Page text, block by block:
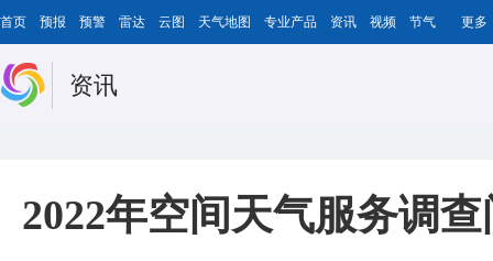
首页 预报 预警 雷达 云图 天气地图 专业产品 资讯 视频 节气 更多
资讯
2022年空间天气服务调